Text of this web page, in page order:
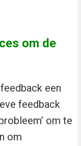
om de
een
feedback
om te
om